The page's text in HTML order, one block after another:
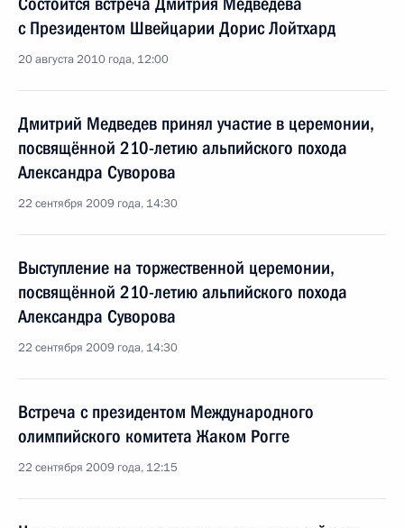
с Президентом Швейцарии Дорис Лойтхард
20 августа 2010 года, 12:00
Дмитрий Медведев принял участие в церемонии,
посвящённой 210-летию альпийского похода
Александра Суворова
22 сентября 2009 года, 14:30
Выступление на торжественной церемонии,
посвящённой 210-летию альпийского похода
Александра Суворова
22 сентября 2009 года, 14:30
Встреча с президентом Международного
олимпийского комитета Жаком Рогге
22 сентября 2009 года, 12:15